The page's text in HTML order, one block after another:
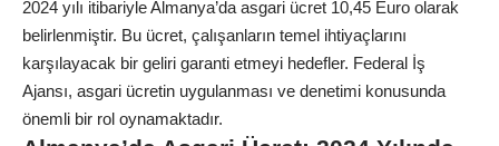
2024 yılı itibariyle Almanya’da asgari ücret 10,45 Euro olarak
belirlenmiştir. Bu ücret, çalışanların temel ihtiyaçlarını
karşılayacak bir geliri garanti etmeyi hedefler. Federal İş
Ajansı, asgari ücretin uygulanması ve denetimi konusunda
önemli bir rol oynamaktadır.